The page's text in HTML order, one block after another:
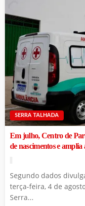
SERRA TALHADA
Em julho, Centro de
de nascimentos e
Segundo dados
terça-feira, 4 de
Serra...